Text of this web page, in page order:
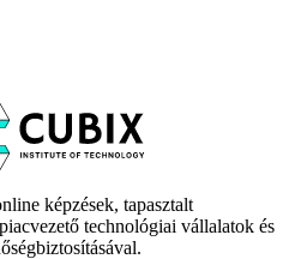
képzések, tapasztalt
technológiai vállalatok és